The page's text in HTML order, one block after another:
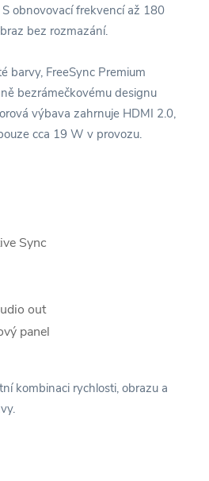
obnovovací frekvencí až 180
bez rozmazání.
barvy, FreeSync Premium
bezrámečkovému designu
výbava zahrnuje HDMI 2.0,
cca 19 W v provozu.
Sync
out
panel
kombinaci rychlosti, obrazu a